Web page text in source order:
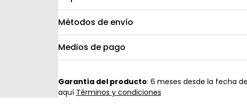
Métodos de envío
Medios de pago
Garantía del producto: 6 meses desde la fecha
aquí Términos y condiciones